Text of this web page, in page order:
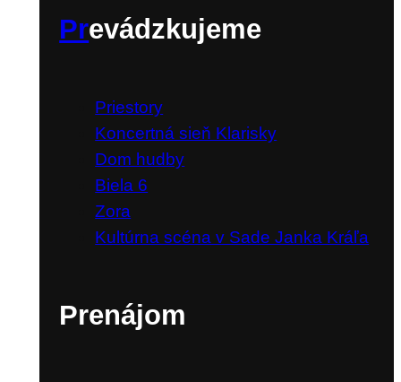
Prevádzkujeme
Priestory
Koncertná sieň Klarisky
Dom hudby
Biela 6
Zora
Kultúrna scéna v Sade Janka Kráľa
Prenájom